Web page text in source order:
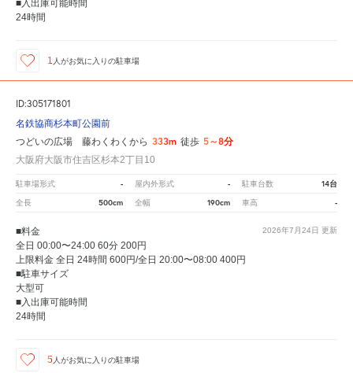
■入出庫可能時間
24時間
1 人がお気に入りの駐車場
ID:305171801
名鉄協商杉本町公園前
つどいの広場 藤わくわくから 333m 徒歩 5～8分
大阪府大阪市住吉区杉本2丁目10
駐車場形式 - 屋内外形式 - 駐車台数 14台
全長 500cm 全幅 190cm 車高 -
2026年7月24日 更新
■料金
全日 00:00〜24:00 60分 200円
上限料金 全日 24時間 600円/全日 20:00〜08:00 400円
■駐車サイズ
大型可
■入出庫可能時間
24時間
5 人がお気に入りの駐車場